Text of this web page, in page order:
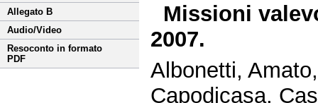
Allegato B
Audio/Video
Resoconto in formato
PDF
Missioni
2007.
Albonetti,
Capodicasa,